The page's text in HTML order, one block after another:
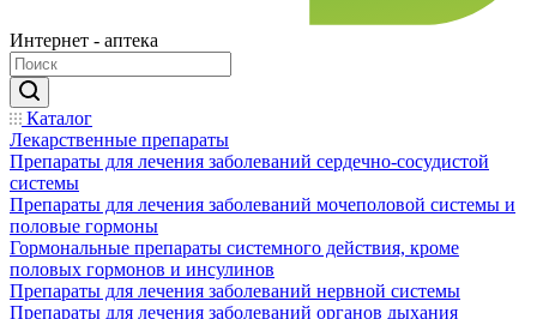
Интернет - аптека
Каталог
Лекарственные препараты
Препараты для лечения заболеваний сердечно-сосудистой
системы
Препараты для лечения заболеваний мочеполовой системы и
половые гормоны
Гормональные препараты системного действия, кроме
половых гормонов и инсулинов
Препараты для лечения заболеваний нервной системы
Препараты для лечения заболеваний органов дыхания